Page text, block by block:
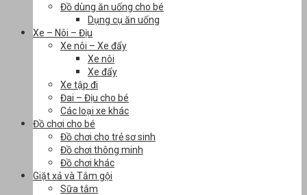
Đồ dùng ăn uống cho bé
Dụng cụ ăn uống
Xe – Nôi – Địu
Xe nôi – Xe đẩy
Xe nôi
Xe đẩy
Xe tập đi
Đai – Địu cho bé
Các loại xe khác
Đồ chơi cho bé
Đồ chơi cho trẻ sơ sinh
Đồ chơi thông minh
Đồ chơi khác
Giặt xả và Tắm gội
Sữa tắm